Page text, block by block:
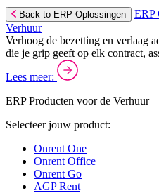
Back to ERP Oplossingen
ERP
Verhuur
Verhoog de bezetting en verlaag
die je grip geeft op elk contract,
Lees meer:
ERP Producten voor de Verhuur
Selecteer jouw product:
Onrent One
Onrent Office
Onrent Go
AGP Rent